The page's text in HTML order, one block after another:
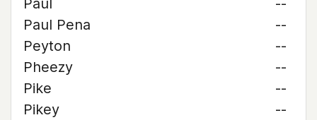
Paul
--
Paul Pena
--
Peyton
--
Pheezy
--
Pike
--
Pikey
--